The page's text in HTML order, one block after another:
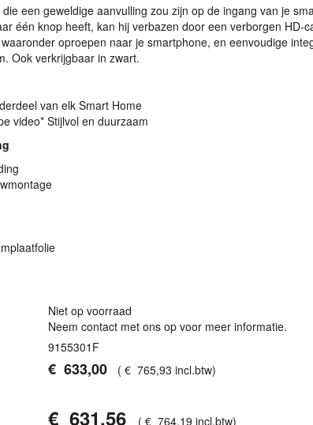
een geweldige aanvulling zou zijn op de ingang van je
één knop heeft, kan hij verbazen door een verborgen HD-
oproepen naar je smartphone, en eenvoudige
Ook verkrijgbaar in zwart.
van elk Smart Home
video* Stijlvol en duurzaam
Niet op voorraad
Neem contact met ons op voor meer informatie.
9155301F
€ 633,00 (€ 765,93 incl.btw)
€ 631,56 (€ 764,19 incl.btw)